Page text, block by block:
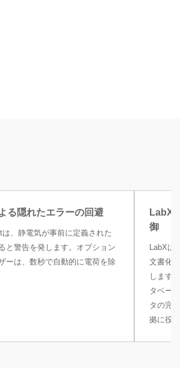
る隠れたエラーの回避
、静電気が事前に定義された
と警告を発します。オプション
ーは、数秒で自動的に電荷を除
LabX
御
LabXは
文書化
します
タベー
タの完
拠に役